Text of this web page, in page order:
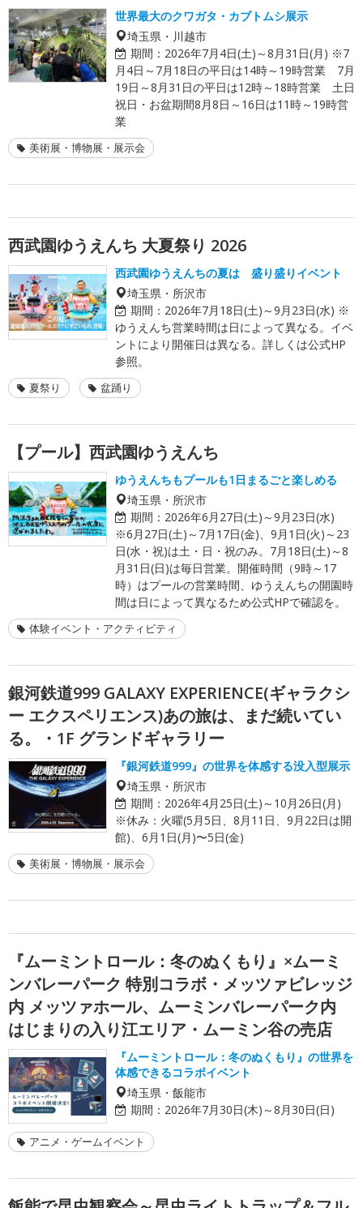
世界最大のクワガタ・カブトムシ展示
埼玉県・川越市
期間： 2026年7月4日(土)～8月31日(月) ※7
月4日～7月18日の平日は14時～19時営業 7月
19日～8月31日の平日は12時～18時営業 土日
祝日・お盆期間8月8日～16日は11時～19時営
業
美術展・博物展・展示会
西武園ゆうえんち 大夏祭り 2026
西武園ゆうえんちの夏は 盛り盛りイベント
埼玉県・所沢市
期間： 2026年7月18日(土)～9月23日(水) ※
ゆうえんち営業時間は日によって異なる。イベ
ントにより開催日は異なる。詳しくは公式HP
参照。
夏祭り 盆踊り
【プール】西武園ゆうえんち
ゆうえんちもプールも1日まるごと楽しめる
埼玉県・所沢市
期間： 2026年6月27日(土)～9月23日(水)
※6月27日(土)～7月17日(金)、9月1日(火)～23
日(水・祝)は土・日・祝のみ。7月18日(土)～8
月31日(日)は毎日営業。開催時間（9時～17
時）はプールの営業時間、ゆうえんちの開園時
間は日によって異なるため公式HPで確認を。
体験イベント・アクティビティ
銀河鉄道999 GALAXY EXPERIENCE(ギャラクシ
ー エクスペリエンス)あの旅は、まだ続いてい
る。・1F グランドギャラリー
『銀河鉄道999』の世界を体感する没入型展示
埼玉県・所沢市
期間： 2026年4月25日(土)～10月26日(月)
※休み：火曜(5月5日、8月11日、9月22日は開
館)、6月1日(月)〜5日(金)
美術展・博物展・展示会
『ムーミントロール：冬のぬくもり』×ムーミ
ンバレーパーク 特別コラボ・メッツァビレッジ
内 メッツァホール、ムーミンバレーパーク内
はじまりの入り江エリア・ムーミン谷の売店
『ムーミントロール：冬のぬくもり』の世界を
体感できるコラボイベント
埼玉県・飯能市
期間： 2026年7月30日(木)～8月30日(日)
アニメ・ゲームイベント